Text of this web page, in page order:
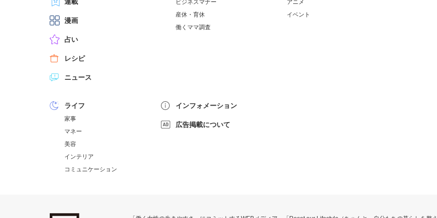
漫画
占い
レシピ
ニュース
ビジネスマナー
産休・育休
働くママ調査
アニメ
イベント
ライフ
家事
マネー
美容
インテリア
コミュニケーション
インフォメーション
広告掲載について